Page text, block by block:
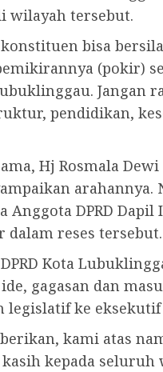
wilayah tersebut.
bisa
(pokir)
Jangan
pendidikan,
Hj Rosmala Dewi
arahannya.
Anggota DPRD Dapil
reses tersebut.
Kota
gagasan dan
legislatif ke
kami atas
kepada seluruh